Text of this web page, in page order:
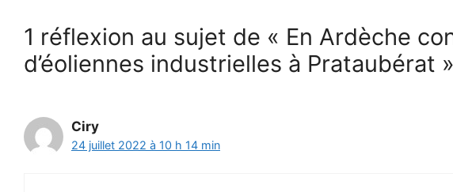
1 réflexion au sujet de « En Ardèche
d’éoliennes industrielles à Prataubérat »
Ciry
24 juillet 2022 à 10 h 14 min